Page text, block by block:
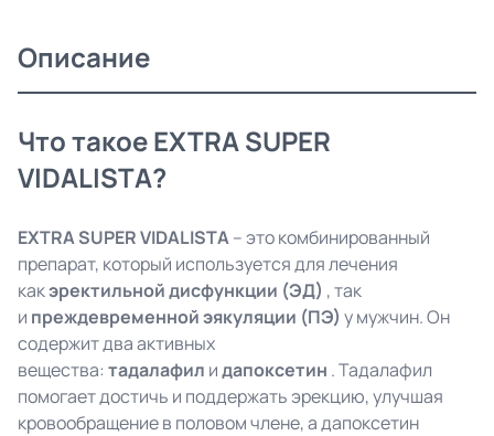
Описание
Что такое EXTRA SUPER
VIDALISTA?
EXTRA SUPERVIDALISTA– это комбинированный
препарат, который используется для лечения
какэректильной дисфункции (ЭД) , так
и преждевременной эякуляции (ПЭ) у мужчин. Он
содержит два активных
вещества: тадалафил идапоксетин . Тадалафил
помогает достичь и поддержать эрекцию, улучшая
кровообращение в половом члене, а дапоксетин